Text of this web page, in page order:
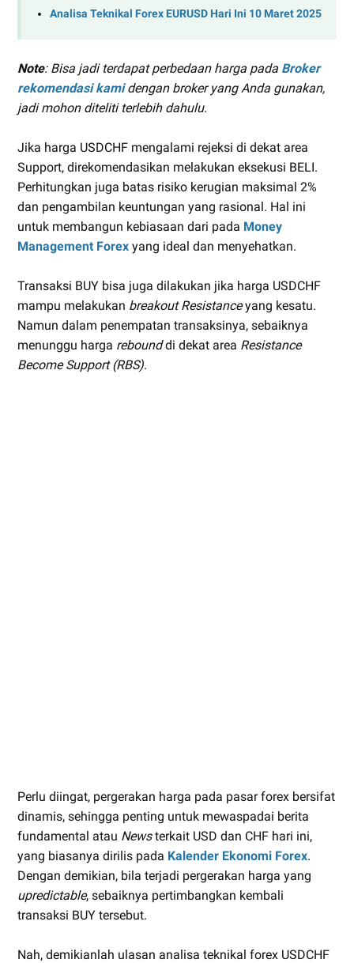
Analisa Teknikal Forex EURUSD Hari Ini 10 Maret 2025
Note: Bisa jadi terdapat perbedaan harga pada Broker
rekomendasi kamidengan broker yang Anda gunakan,
jadi mohon diteliti terlebih dahulu.
Jika harga USDCHF mengalami rejeksi di dekat area
Support, direkomendasikan melakukan eksekusi BELI.
Perhitungkan juga batas risiko kerugian maksimal 2%
dan pengambilan keuntungan yang rasional. Hal ini
untuk membangun kebiasaan dari pada Money
Management Forex yang ideal dan menyehatkan.
Transaksi BUY bisa juga dilakukan jika harga USDCHF
mampu melakukan breakout Resistanceyang kesatu.
Namun dalam penempatan transaksinya, sebaiknya
menunggu harga rebounddi dekat area Resistance
Become Support (RBS).
Perlu diingat, pergerakan harga pada pasar forex bersifat
dinamis, sehingga penting untuk mewaspadai berita
fundamental atau Newsterkait USD dan CHF hari ini,
yang biasanya dirilis pada Kalender Ekonomi Forex.
Dengan demikian, bila terjadi pergerakan harga yang
upredictable, sebaiknya pertimbangkan kembali
transaksi BUY tersebut.
Nah, demikianlah ulasan analisa teknikal forex USDCHF